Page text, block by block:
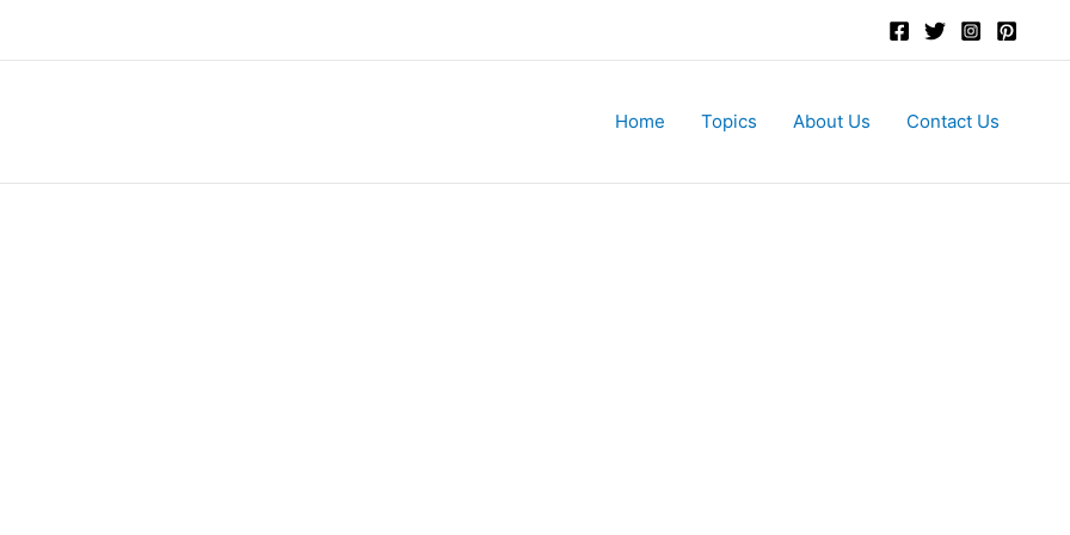
Home Topics About Us Contact Us